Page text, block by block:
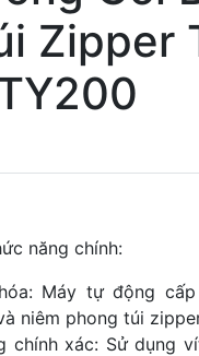
Zipper
năng chính:
Máy tự động
niêm phong túi
chính xác: Sử dụng